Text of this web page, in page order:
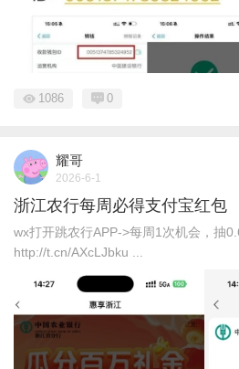
1086 0
耀哥
2026-6-1
浙江农行每周必得支付宝红包
wx打开跳农行APP->每周1次机会，抽
http://t.cn/AXcLJbku ...